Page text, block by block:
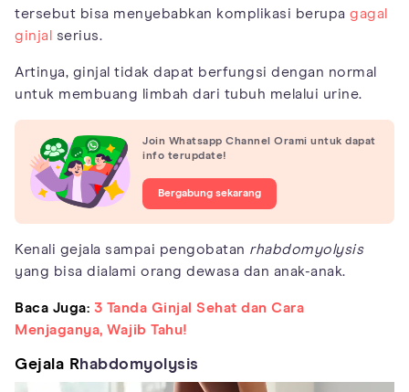
tersebut bisa menyebabkan komplikasi berupa gagal
ginjal serius.
Artinya, ginjal tidak dapat berfungsi dengan normal
untuk membuang limbah dari tubuh melalui urine.
Join Whatsapp Channel Orami untuk dapat
info terupdate!
Bergabung sekarang
Kenali gejala sampai pengobatan rhabdomyolysis
yang bisa dialami orang dewasa dan anak-anak.
Baca Juga: 3 Tanda Ginjal Sehat dan Cara
Menjaganya, Wajib Tahu!
Gejala Rhabdomyolysis